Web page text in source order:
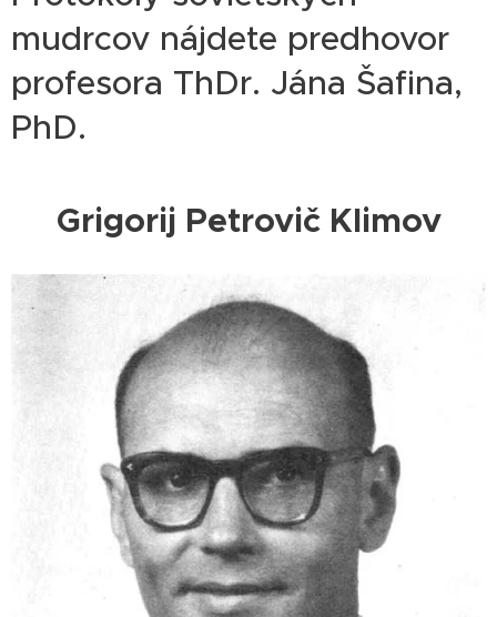
mudrcov nájdete predhovor
profesora ThDr. Jána Šafina,
PhD.
Grigorij Petrovič Klimov